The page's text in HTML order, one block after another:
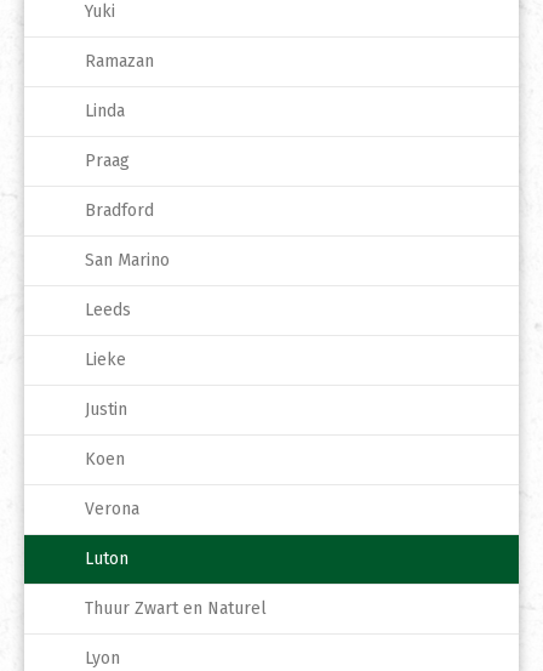
Yuki
Ramazan
Linda
Praag
Bradford
San Marino
Leeds
Lieke
Justin
Koen
Verona
Luton
Thuur Zwart en Naturel
Lyon